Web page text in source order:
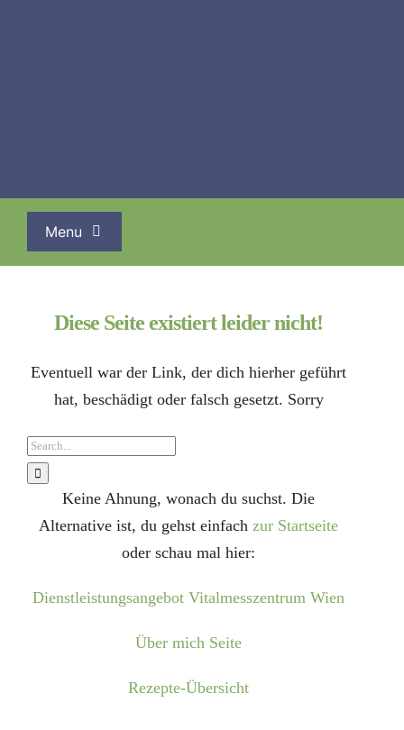
Menu
Leistungen
Darm- und Stoffwechsel
Mikronährstoffe
Blog
Vitalstoffe Shop
Diese Seite existiert leider nicht!
Eventuell war der Link, der dich hierher geführt
hat, beschädigt oder falsch gesetzt. Sorry
Suche
nach:
Keine Ahnung, wonach du suchst. Die
Alternative ist, du gehst einfach zur Startseite
oder schau mal hier:
Dienstleistungsangebot Vitalmesszentrum Wien
Über mich Seite
Rezepte-Übersicht